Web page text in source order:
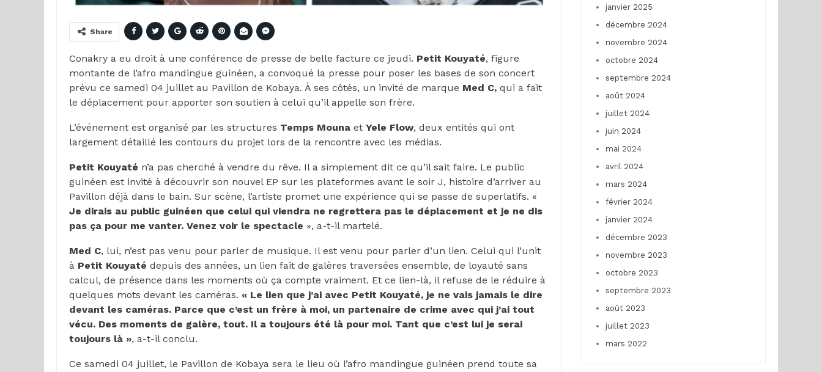
Share
Conakry a eu droit à une conférence de presse de belle facture ce jeudi. Petit Kouyaté, figure
montante de l’afro mandingue guinéen, a convoqué la presse pour poser les bases de son concert
prévu ce samedi 04 juillet au Pavillon de Kobaya. À ses côtés, un invité de marque Med C, qui a fait
le déplacement pour apporter son soutien à celui qu’il appelle son frère.
L’événement est organisé par les structures Temps Mouna et Yele Flow, deux entités qui ont
largement détaillé les contours du projet lors de la rencontre avec les médias.
Petit Kouyaté n’a pas cherché à vendre du rêve. Il a simplement dit ce qu’il sait faire. Le public
guinéen est invité à découvrir son nouvel EP sur les plateformes avant le soir J, histoire d’arriver au
Pavillon déjà dans le bain. Sur scène, l’artiste promet une expérience qui se passe de superlatifs. «
Je dirais au public guinéen que celui qui viendra ne regrettera pas le déplacement et je ne dis
pas ça pour me vanter. Venez voir le spectacle », a-t-il martelé.
Med C, lui, n’est pas venu pour parler de musique. Il est venu pour parler d’un lien. Celui qui l’unit
à Petit Kouyaté depuis des années, un lien fait de galères traversées ensemble, de loyauté sans
calcul, de présence dans les moments où ça compte vraiment. Et ce lien-là, il refuse de le réduire à
quelques mots devant les caméras. « Le lien que j’ai avec Petit Kouyaté, je ne vais jamais le dire
devant les caméras. Parce que c’est un frère à moi, un partenaire de crime avec qui j’ai tout
vécu. Des moments de galère, tout. Il a toujours été là pour moi. Tant que c’est lui je serai
toujours là », a-t-il conclu.
Ce samedi 04 juillet, le Pavillon de Kobaya sera le lieu où l’afro mandingue guinéen prend toute sa
janvier 2025
décembre 2024
novembre 2024
octobre 2024
septembre 2024
août 2024
juillet 2024
juin 2024
mai 2024
avril 2024
mars 2024
février 2024
janvier 2024
décembre 2023
novembre 2023
octobre 2023
septembre 2023
août 2023
juillet 2023
mars 2022